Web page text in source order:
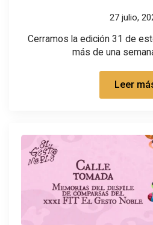
27 julio,
Cerramos la edición 31 de
más de una
Leer